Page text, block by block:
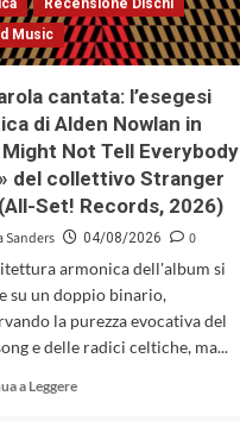
Recensione Dischi
Music
cantata: l’esegesi
di Alden Nowlan in
Might Not Tell Everybody
del collettivo Stranger
Set! Records, 2026)
Sanders 04/08/2026
0
armonica dell'album si
su un doppio binario,
la purezza evocativa del
e delle radici celtiche, ma...
a LeggereLeggi